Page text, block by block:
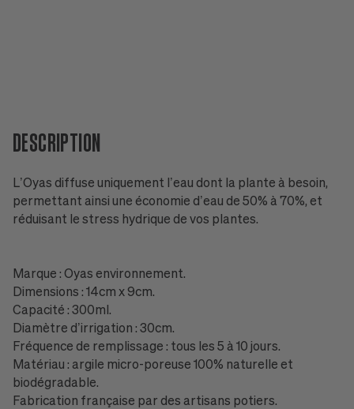
DESCRIPTION
L’Oyas diffuse uniquement l’eau dont la plante à besoin,
permettant ainsi une économie d’eau de 50% à 70%, et
réduisant le stress hydrique de vos plantes.
Marque : Oyas environnement.
Dimensions : 14cm x 9cm.
Capacité : 300ml.
Diamètre d’irrigation : 30cm.
Fréquence de remplissage : tous les 5 à 10 jours.
Matériau : argile micro-poreuse 100% naturelle et
biodégradable.
Fabrication française par des artisans potiers.